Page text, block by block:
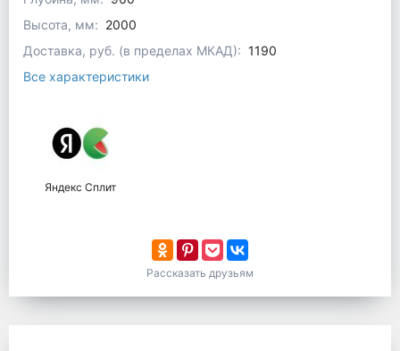
Высота, мм: 2000
Доставка, руб. (в пределах МКАД): 1190
Все характеристики
Яндекс Сплит
Рассказать друзьям